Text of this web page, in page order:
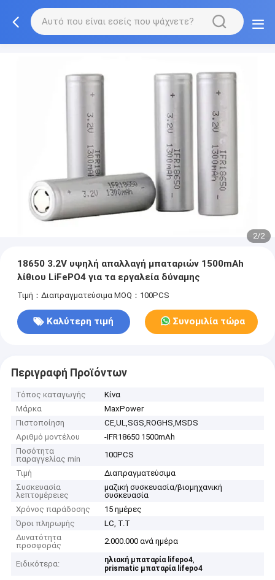
2/2
18650 3.2V υψηλή απαλλαγή μπαταριών 1500mAh
λίθιου LiFePO4 για τα εργαλεία δύναμης
Τιμή：Διαπραγματεύσιμα MOQ：100PCS
Καλύτερη τιμή Συνομιλία τώρα
Περιγραφή Προϊόντων
Τόπος καταγωγής
Κίνα
Μάρκα
MaxPower
Πιστοποίηση
CE,UL,SGS,ROGHS,MSDS
Αριθμό μοντέλου
-IFR18650 1500mAh
Ποσότητα
παραγγελίας min
100PCS
Τιμή
Διαπραγματεύσιμα
Συσκευασία
λεπτομέρειες
μαζική συσκευασία/βιομηχανική
συσκευασία
Χρόνος παράδοσης
15 ημέρες
Όροι πληρωμής
LC, T.T
Δυνατότητα
προσφοράς
2.000.000 ανά ημέρα
Ειδικότερα: ηλιακή μπαταρία lifepo4,
prismatic μπαταρία lifepo4